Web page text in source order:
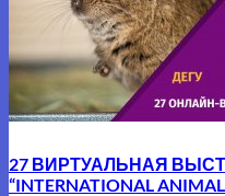
27 ВИРТУАЛЬНАЯ
“INTERNATIONAL